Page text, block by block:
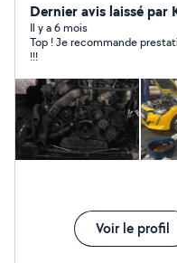
Dernier avis laissé par
Il y a 6 mois
Top ! Je recommande
!!!
Voir le profil